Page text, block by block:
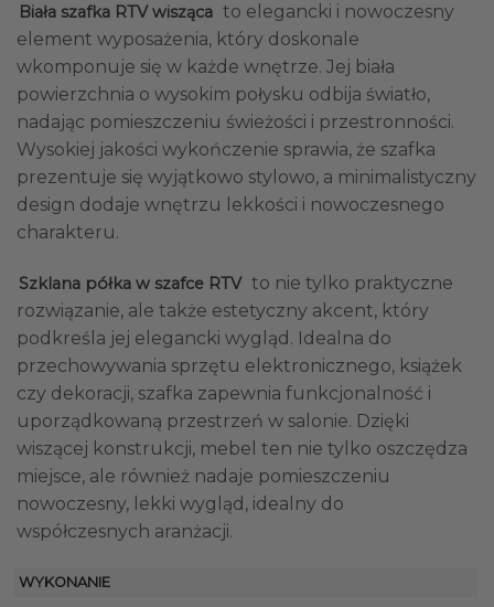
Biała szafka RTV wisząca to elegancki i nowoczesny
element wyposażenia, który doskonale
wkomponuje się w każde wnętrze. Jej biała
powierzchnia o wysokim połysku odbija światło,
nadając pomieszczeniu świeżości i przestronności.
Wysokiej jakości wykończenie sprawia, że szafka
prezentuje się wyjątkowo stylowo, a minimalistyczny
design dodaje wnętrzu lekkości i nowoczesnego
charakteru.
Szklana półka w szafce RTV to nie tylko praktyczne
rozwiązanie, ale także estetyczny akcent, który
podkreśla jej elegancki wygląd. Idealna do
przechowywania sprzętu elektronicznego, książek
czy dekoracji, szafka zapewnia funkcjonalność i
uporządkowaną przestrzeń w salonie. Dzięki
wiszącej konstrukcji, mebel ten nie tylko oszczędza
miejsce, ale również nadaje pomieszczeniu
nowoczesny, lekki wygląd, idealny do
współczesnych aranżacji.
WYKONANIE